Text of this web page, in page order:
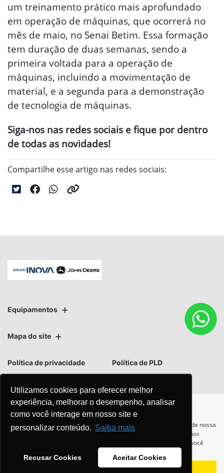
Utilizamos cookies para oferecer melhor
experiência, melhorar o desempenho, analisar
como você interage em nosso site e
personalizar conteúdo. Saiba mais
Recusar Cookies Aceitar Cookies
um treinamento prático mais aprofundado
em operação de máquinas, que ocorrerá no
mês de maio, no Senai Betim. Essa formação
tem duração de duas semanas, sendo a
primeira voltada para a operação de
máquinas, incluindo a movimentação de
material, e a segunda para a demonstração
de tecnologia de máquinas.
Siga-nos nas redes sociais e fique por dentro
de todas as novidades!
Compartilhe esse artigo nas redes sociais:
Equipamentos
Mapa do site
Política de privacidade Política de PLD
No trânsito, enxergar o outro
Para otimizar sua experiência durante a navegação, fazemos uso de nossa
política de cookies e para proteger seus dados pessoais respeitamos
. Ao seguir com a navegação e visita você
Recusar